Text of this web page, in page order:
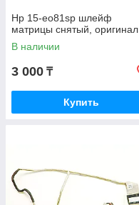
Hp 15-eo81sp шлейф
матрицы снятый, оригинал
В наличии
3 000 ₸
Купить